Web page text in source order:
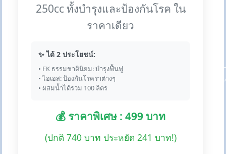
250cc ทั้งบำรุงและป้องกันโรค ใน
ราคาเดียว
✨ ได้ 2 ประโยชน์:
• FK ธรรมชาตินิยม: บำรุงฟื้นฟู
• ไอเอส: ป้องกันโรคราต่างๆ
• ผสมน้ำได้รวม 100 ลิตร
💰 ราคาพิเศษ : 499 บาท
(ปกติ 740 บาท ประหยัด 241 บาท!)